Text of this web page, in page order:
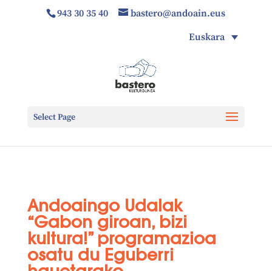
943 30 35 40
bastero@andoain.eus
Euskara
Select Page
Andoaingo Udalak
“Gabon giroan, bizi
kultura!” programazioa
osatu du Eguberri